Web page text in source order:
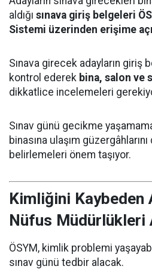
aldığı sınava giriş belgeleri
Sistemi üzerinden erişime
Sınava girecek adayların giriş
kontrol ederek bina, salon ve
dikkatlice incelemeleri
Sınav günü gecikme
binasına ulaşım
belirlemeleri önem taşıyor.
Kimliğini Kaybeden
Nüfus Müdürlükleri
ÖSYM, kimlik problemi
sınav günü tedbir alacak.